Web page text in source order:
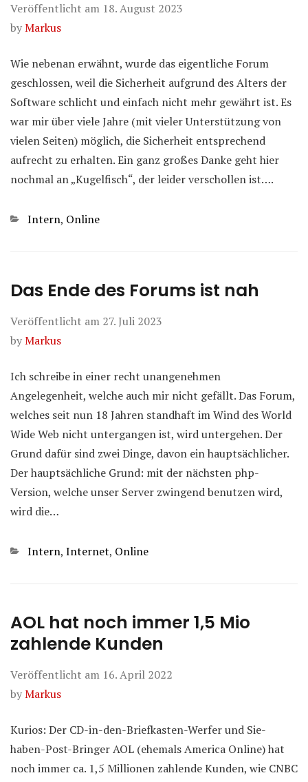
Veröffentlicht am 18. August 2023
byMarkus
Wie nebenan erwähnt, wurde das eigentliche Forum
geschlossen, weil die Sicherheit aufgrund des Alters der
Software schlicht und einfach nicht mehr gewährt ist. Es
war mir über viele Jahre (mit vieler Unterstützung von
vielen Seiten) möglich, die Sicherheit entsprechend
aufrecht zu erhalten. Ein ganz großes Danke geht hier
nochmal an „Kugelfisch“, der leider verschollen ist….
Kategorien
Intern, Online
Das Ende des Forums ist nah
Veröffentlicht am 27. Juli 2023
byMarkus
Ich schreibe in einer recht unangenehmen
Angelegenheit, welche auch mir nicht gefällt. Das Forum,
welches seit nun 18 Jahren standhaft im Wind des World
Wide Web nicht untergangen ist, wird untergehen. Der
Grund dafür sind zwei Dinge, davon ein hauptsächlicher.
Der hauptsächliche Grund: mit der nächsten php-
Version, welche unser Server zwingend benutzen wird,
wird die…
Kategorien
Intern, Internet, Online
AOL hat noch immer 1,5 Mio
zahlende Kunden
Veröffentlicht am 16. April 2022
byMarkus
Kurios: Der CD-in-den-Briefkasten-Werfer und Sie-
haben-Post-Bringer AOL (ehemals America Online) hat
noch immer ca. 1,5 Millionen zahlende Kunden, wie CNBC